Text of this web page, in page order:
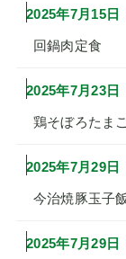
2025年7月15日
回鍋肉定食
2025年7月23
鶏そぼろたま
2025年7月29日
今治焼豚玉子
2025年7月29